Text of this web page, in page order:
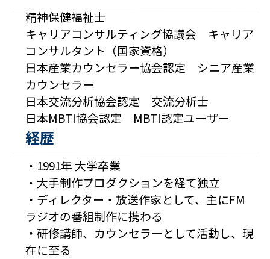
精神保健福祉士
キャリアコンサルティング協議会 キャリア
コンサルタント（国家資格）
日本産業カウンセラー協会認定 シニア産業
カウンセラー
日本交流分析協会認定 交流分析士
日本MBTI協会認定 MBTI認定ユーザー
経歴
・1991年 大学卒業
・大手制作プロダクションを経て独立
・ディレクター・放送作家として、主にFM
ラジオの番組制作に携わる
・研修講師、カウンセラーとして活動し、現
在に至る